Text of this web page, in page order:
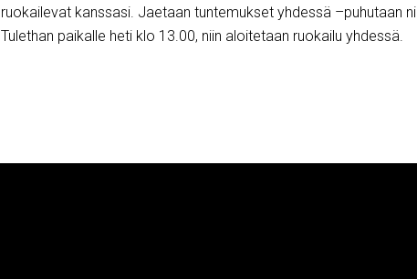
ruokailevat kanssasi. Jaetaan tuntemukset yhdessä –puhutaan
Tulethan paikalle heti klo 13.00, niin aloitetaan ruokailu yhdessä.